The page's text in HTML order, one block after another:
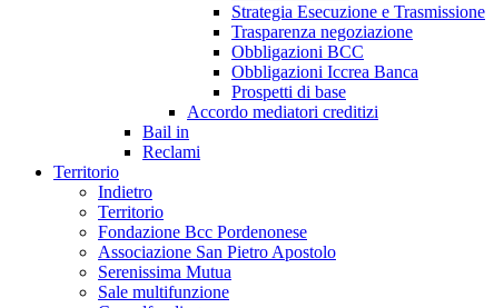
Strategia Esecuzione e Trasmissione
Trasparenza negoziazione
Obbligazioni BCC
Obbligazioni Iccrea Banca
Prospetti di base
Accordo mediatori creditizi
Bail in
Reclami
Territorio
Indietro
Territorio
Fondazione Bcc Pordenonese
Associazione San Pietro Apostolo
Serenissima Mutua
Sale multifunzione